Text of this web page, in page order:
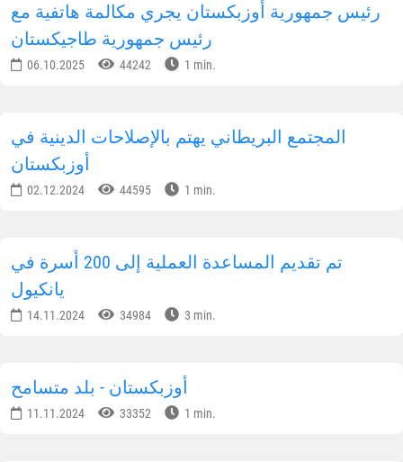
رئيس جمهورية أوزبكستان يجري مكالمة هاتفية مع
رئيس جمهورية طاجيكستان
06.10.2025 44242 1 min.
المجتمع البريطاني يهتم بالإصلاحات الدينية في
أوزبكستان
02.12.2024 44595 1 min.
تم تقديم المساعدة العملية إلى 200 أسرة في
يانكيول
14.11.2024 34984 3 min.
أوزبكستان - بلد متسامح
11.11.2024 33352 1 min.